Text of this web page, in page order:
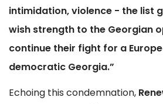
intimidation, violence - the list
wish strength to the Georgian
continue their fight for a
democratic Georgia.”
Echoing this condemnation,